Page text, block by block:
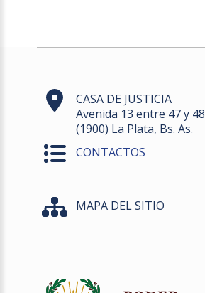
CASA DE JUSTICIA
Avenida 13 entre 47 y 48
(1900) La Plata, Bs. As.
CONTACTOS
MAPA DEL SITIO